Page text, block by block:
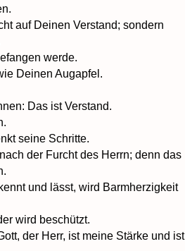
auf Deinen Verstand; sondern
werde.
Deinen Augapfel.
Das ist Verstand.
seine Schritte.
der Furcht des Herrn; denn das
und lässt, wird Barmherzigkeit
wird beschützt.
der Herr, ist meine Stärke und ist